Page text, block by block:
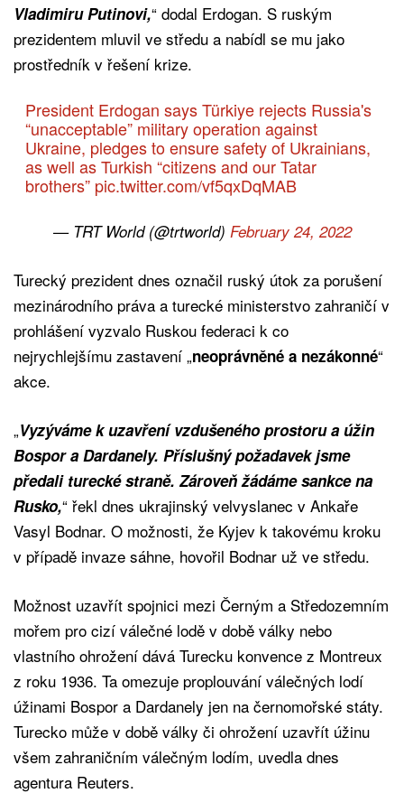
Vladimiru Putinovi,“ dodal Erdogan. S ruským
prezidentem mluvil ve středu a nabídl se mu jako
prostředník v řešení krize.
President Erdogan says Türkiye rejects Russia's
“unacceptable” military operation against
Ukraine, pledges to ensure safety of Ukrainians,
as well as Turkish “citizens and our Tatar
brothers” pic.twitter.com/vf5qxDqMAB
— TRT World (@trtworld) February 24, 2022
Turecký prezident dnes označil ruský útok za porušení
mezinárodního práva a turecké ministerstvo zahraničí v
prohlášení vyzvalo Ruskou federaci k co
nejrychlejšímu zastavení „neoprávněné a nezákonné“
akce.
„Vyzýváme k uzavření vzdušeného prostoru a úžin
Bospor a Dardanely. Příslušný požadavek jsme
předali turecké straně. Zároveň žádáme sankce na
Rusko,“ řekl dnes ukrajinský velvyslanec v Ankaře
Vasyl Bodnar. O možnosti, že Kyjev k takovému kroku
v případě invaze sáhne, hovořil Bodnar už ve středu.
Možnost uzavřít spojnici mezi Černým a Středozemním
mořem pro cizí válečné lodě v době války nebo
vlastního ohrožení dává Turecku konvence z Montreux
z roku 1936. Ta omezuje proplouvání válečných lodí
úžinami Bospor a Dardanely jen na černomořské státy.
Turecko může v době války či ohrožení uzavřít úžinu
všem zahraničním válečným lodím, uvedla dnes
agentura Reuters.